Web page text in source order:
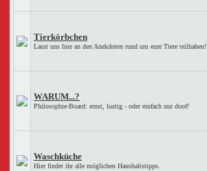
Tierkörbchen
Lasst uns hier an den Anekdoten rund um eure Tiere teilhaben!
WARUM...?
Philosophie-Board: ernst, lustig - oder einfach nur doof!
Waschküche
Hier findet ihr alle möglichen Haushaltstipps.